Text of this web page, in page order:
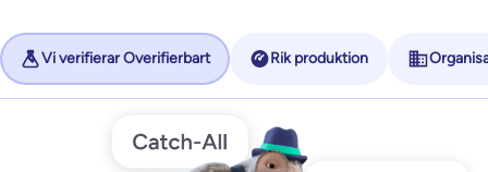
Vi verifierar Overifierbart Rik produktion